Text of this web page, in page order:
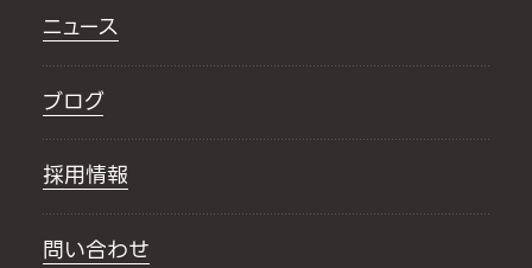
ニュース
ブログ
採用情報
問い合わせ